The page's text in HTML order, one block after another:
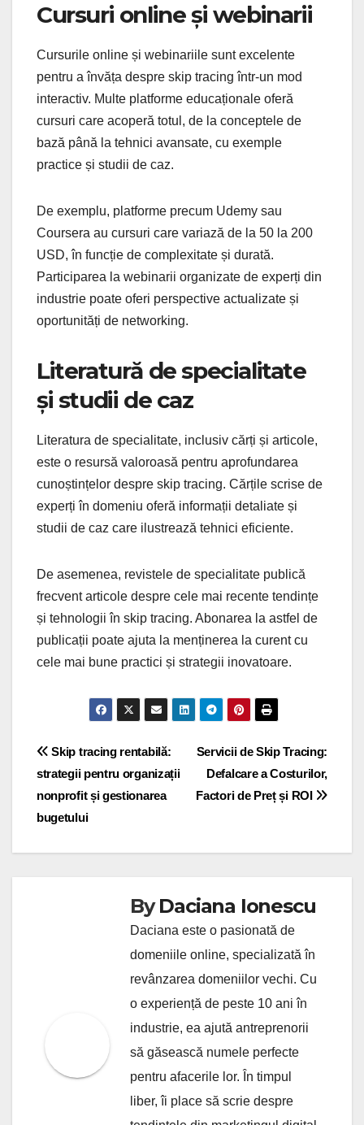
Cursuri online și webinarii
Cursurile online și webinariile sunt excelente
pentru a învăța despre skip tracing într-un mod
interactiv. Multe platforme educaționale oferă
cursuri care acoperă totul, de la conceptele de
bază până la tehnici avansate, cu exemple
practice și studii de caz.
De exemplu, platforme precum Udemy sau
Coursera au cursuri care variază de la 50 la 200
USD, în funcție de complexitate și durată.
Participarea la webinarii organizate de experți din
industrie poate oferi perspective actualizate și
oportunități de networking.
Literatură de specialitate
și studii de caz
Literatura de specialitate, inclusiv cărți și articole,
este o resursă valoroasă pentru aprofundarea
cunoștințelor despre skip tracing. Cărțile scrise de
experți în domeniu oferă informații detaliate și
studii de caz care ilustrează tehnici eficiente.
De asemenea, revistele de specialitate publică
frecvent articole despre cele mai recente tendințe
și tehnologii în skip tracing. Abonarea la astfel de
publicații poate ajuta la menținerea la curent cu
cele mai bune practici și strategii inovatoare.
Post
navigation
Servicii de Skip Tracing:
Defalcare a Costurilor,
Factori de Preț și ROI
Skip tracing rentabilă:
strategii pentru organizații
nonprofit și gestionarea
bugetului
ByDaciana Ionescu
Daciana este o pasionată de
domeniile online, specializată în
revânzarea domeniilor vechi. Cu
o experiență de peste 10 ani în
industrie, ea ajută antreprenorii
să găsească numele perfecte
pentru afacerile lor. În timpul
liber, îi place să scrie despre